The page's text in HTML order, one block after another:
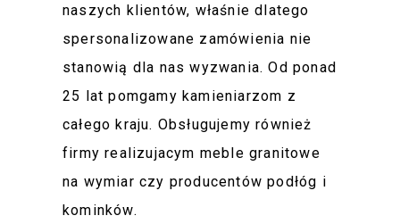
naszych klientów, właśnie dlatego
spersonalizowane zamówienia nie
stanowią dla nas wyzwania. Od ponad
25 lat pomgamy kamieniarzom z
całego kraju. Obsługujemy również
firmy realizujacym meble granitowe
na wymiar czy producentów podłóg i
kominków.